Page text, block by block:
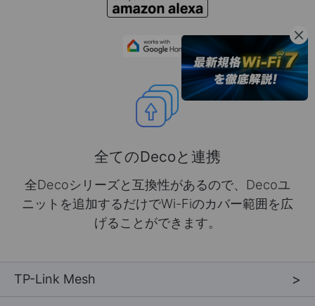
全てのDecoと連携
全Decoシリーズと互換性があるので、Decoユ
ニットを追加するだけでWi-Fiのカバー範囲を広
げることができます。
TP-Link Mesh